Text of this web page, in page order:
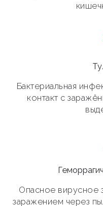
Бактериальная
контакт с
Опасное вирусное
заражением через